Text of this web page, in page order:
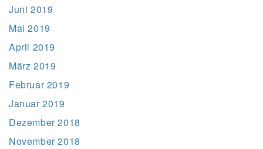
Juni 2019
Mai 2019
April 2019
März 2019
Februar 2019
Januar 2019
Dezember 2018
November 2018